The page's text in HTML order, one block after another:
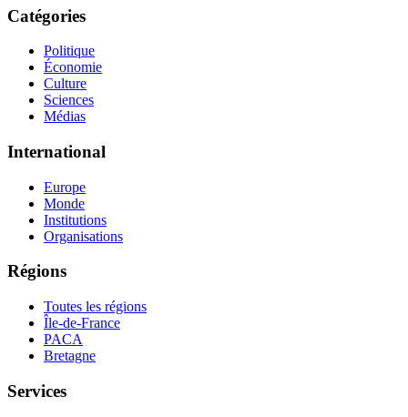
Catégories
Politique
Économie
Culture
Sciences
Médias
International
Europe
Monde
Institutions
Organisations
Régions
Toutes les régions
Île-de-France
PACA
Bretagne
Services